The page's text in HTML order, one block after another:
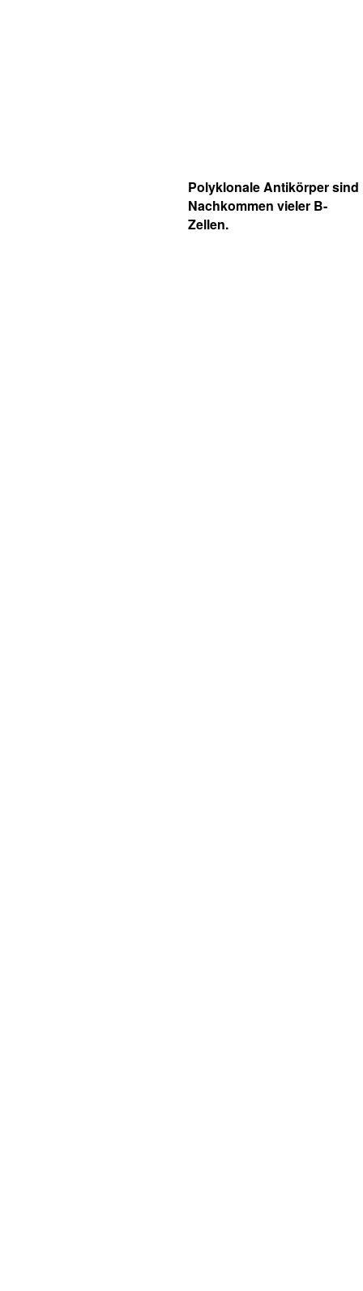
Polyklonale Antikörper sind
Nachkommen vieler B-
Zellen.